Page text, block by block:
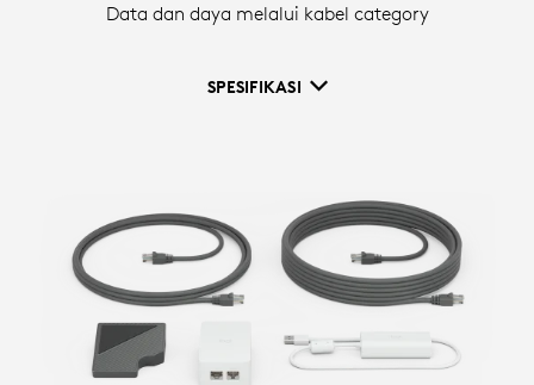
Data dan daya melalui kabel category
SPESIFIKASI